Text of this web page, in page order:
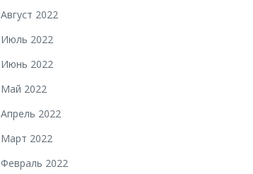
Август 2022
Июль 2022
Июнь 2022
Май 2022
Апрель 2022
Март 2022
Февраль 2022